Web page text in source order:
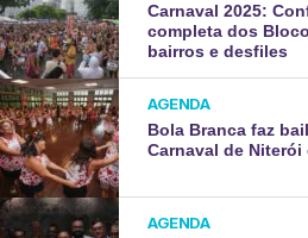
Carnaval 2025:
completa dos
bairros e desfiles
AGENDA
Bola Branca faz
Carnaval de Niterói
AGENDA